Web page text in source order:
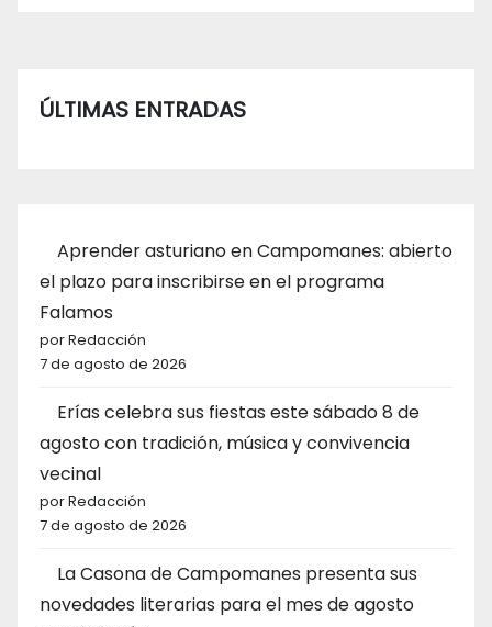
ÚLTIMAS ENTRADAS
Aprender asturiano en Campomanes: abierto
el plazo para inscribirse en el programa
Falamos
por Redacción
7 de agosto de 2026
Erías celebra sus fiestas este sábado 8 de
agosto con tradición, música y convivencia
vecinal
por Redacción
7 de agosto de 2026
La Casona de Campomanes presenta sus
novedades literarias para el mes de agosto